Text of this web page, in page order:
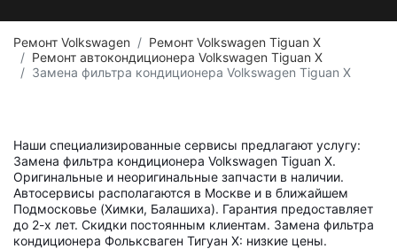
Ремонт Volkswagen
Ремонт Volkswagen Tiguan X
Ремонт автокондиционера Volkswagen Tiguan X
Замена фильтра кондиционера Volkswagen Tiguan X
Наши специализированные сервисы предлагают услугу:
Замена фильтра кондиционера Volkswagen Tiguan X.
Оригинальные и неоригинальные запчасти в наличии.
Автосервисы располагаются в Москве и в ближайшем
Подмосковье (Химки, Балашиха). Гарантия предоставляет
до 2-х лет. Скидки постоянным клиентам. Замена фильтра
кондиционера Фольксваген Тигуан X: низкие цены.